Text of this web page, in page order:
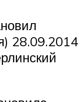
28.09.2014